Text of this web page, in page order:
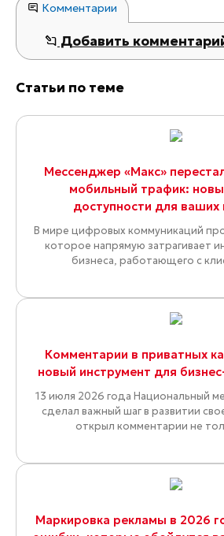
Комментарии
Добавить
Статьи по теме
Мессенджер «Макс»
мобильный трафик:
доступности для ваших
В мире цифровых коммуникаций
которое напрямую затрагивает
бизнеса, работающего с
Комментарии в приватных
новый инструмент для
13 июля 2026 года Национальный
сделал важный шаг в развитии
открыл комментарии не
Маркировка рекламы в 2026